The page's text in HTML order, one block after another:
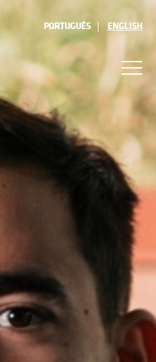
PORTUGUÊS ENGLISH